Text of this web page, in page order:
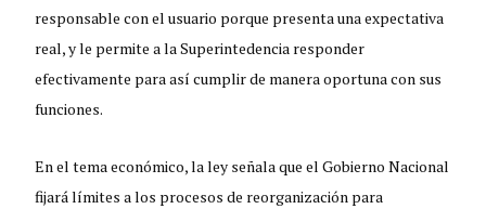
responsable con el usuario porque presenta una expectativa
real, y le permite a la Superintedencia responder
efectivamente para así cumplir de manera oportuna con sus
funciones.
En el tema económico, la ley señala que el Gobierno Nacional
fijará límites a los procesos de reorganización para